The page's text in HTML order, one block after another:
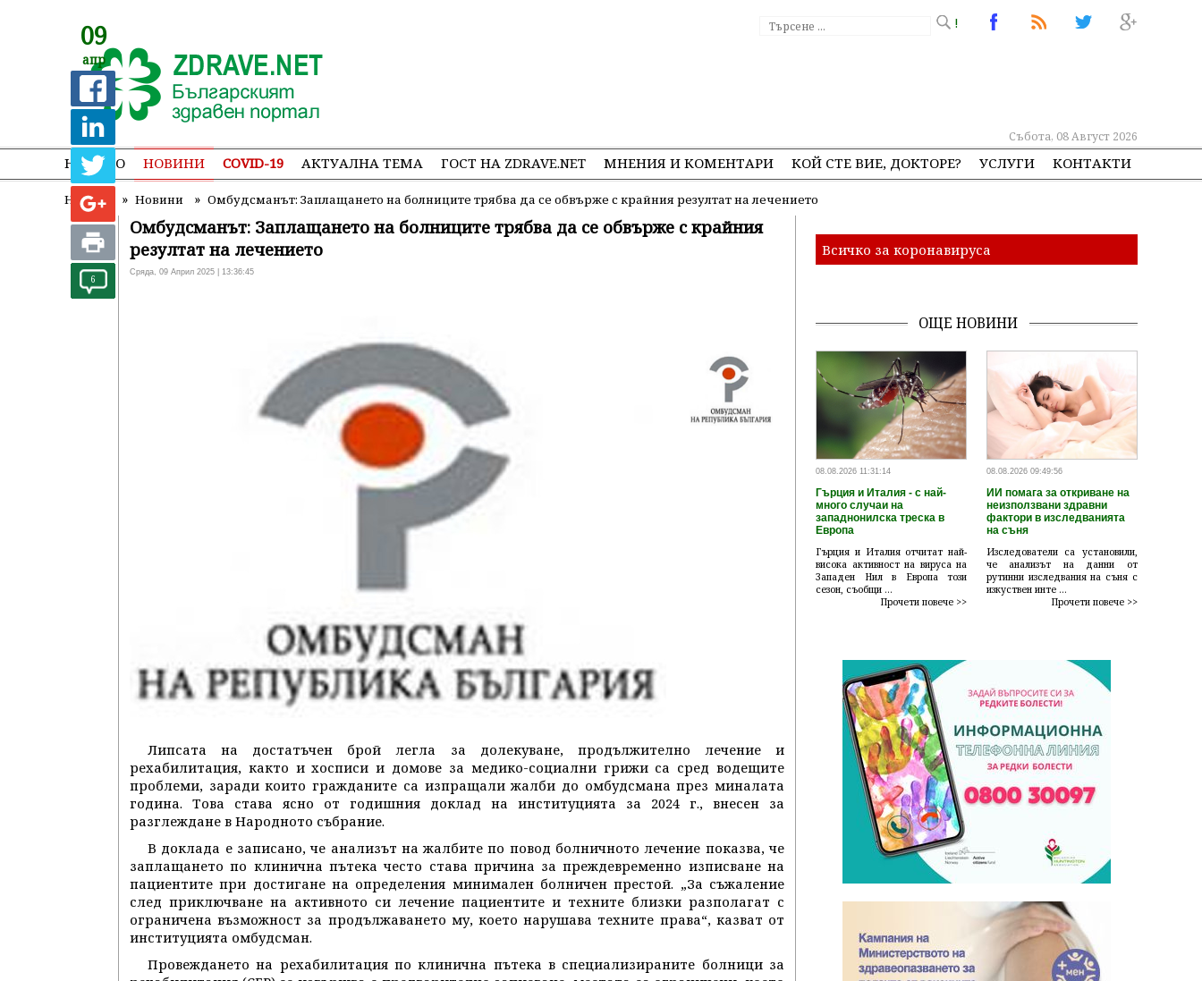
!
Събота, 08 Август 2026
НАЧАЛО НОВИНИ COVID-19 АКТУАЛНА ТЕМА ГОСТ НА ZDRAVE.NET МНЕНИЯ И КОМЕНТАРИ КОЙ СТЕ ВИЕ, ДОКТОРЕ? УСЛУГИ КОНТАКТИ
Начало » Новини » Омбудсманът: Заплащането на болниците трябва да се обвърже с крайния резултат на лечението
09
апр
6
Омбудсманът: Заплащането на болниците трябва да се обвърже с крайния
резултат на лечението
Сряда, 09 Април 2025 | 13:36:45
Липсата на достатъчен брой легла за долекуване, продължително лечение и
рехабилитация, както и хосписи и домове за медико-социални грижи са сред водещите
проблеми, заради които гражданите са изпращали жалби до омбудсмана през миналата
година. Това става ясно от годишния доклад на институцията за 2024 г., внесен за
разглеждане в Народното събрание.
В доклада е записано, че анализът на жалбите по повод болничното лечение показва, че
заплащането по клинична пътека често става причина за преждевременно изписване на
пациентите при достигане на определения минимален болничен престой. „За съжаление
след приключване на активното си лечение пациентите и техните близки разполагат с
ограничена възможност за продължаването му, което нарушава техните права“, казват от
институцията омбудсман.
Провеждането на рехабилитация по клинична пътека в специализираните болници за
Всичко за коронавируса
ОЩЕ НОВИНИ
08.08.2026 11:31:14
Гърция и Италия - с най-
много случаи на
западнонилска треска в
Европа
Гърция и Италия отчитат най-
висока активност на вируса на
Западен Нил в Европа този
сезон, съобщи ...
Прочети повече >>
08.08.2026 09:49:56
ИИ помага за откриване на
неизползвани здравни
фактори в изследванията
на съня
Изследователи са установили,
че анализът на данни от
рутинни изследвания на съня с
изкуствен инте ...
Прочети повече >>